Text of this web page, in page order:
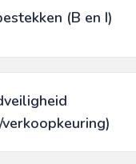
(B en I)